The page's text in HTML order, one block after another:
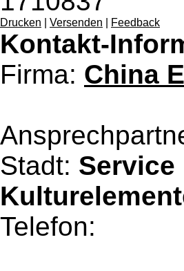
Drucken Versenden Feedback
Kontakt-
Firma: China
Stadt:
Telefon: